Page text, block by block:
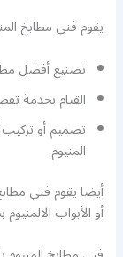
يقوم فني مطابخ
تصنيع أفضل
القيام بخدمة
تصميم أو
المنيوم.
أيضا يقوم فني
أو الأبواب